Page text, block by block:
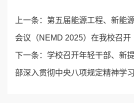
上一条： 第五届能源工程、新能
会议（NEMD 2025）在我校召开
下一条： 学校召开年轻干部、新
部深入贯彻中央八项规定精神学